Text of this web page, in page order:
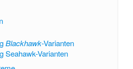
Blackhawk-Varianten
Seahawk-Varianten